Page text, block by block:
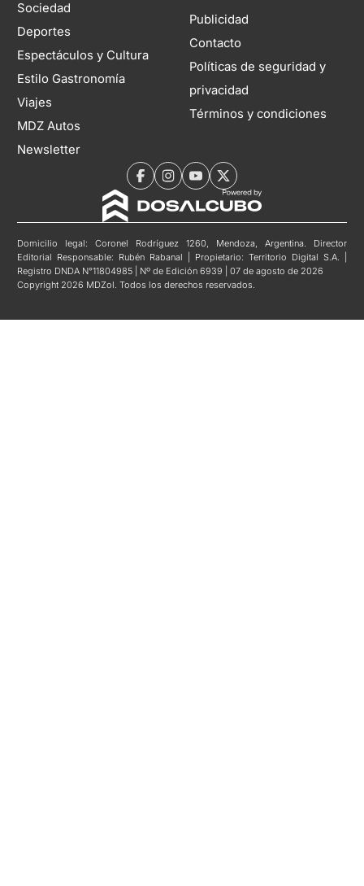
Sociedad
Deportes
Espectáculos y Cultura
Estilo Gastronomía
Viajes
MDZ Autos
Newsletter
Publicidad
Contacto
Políticas de seguridad y
privacidad
Términos y condiciones
Domicilio legal: Coronel Rodríguez 1260, Mendoza, Argentina. Director
Editorial Responsable: Rubén Rabanal | Propietario: Territorio Digital S.A. |
Registro DNDA N°11804985 | Nº de Edición 6939 | 07 de agosto de 2026
Copyright 2026 MDZol. Todos los derechos reservados.